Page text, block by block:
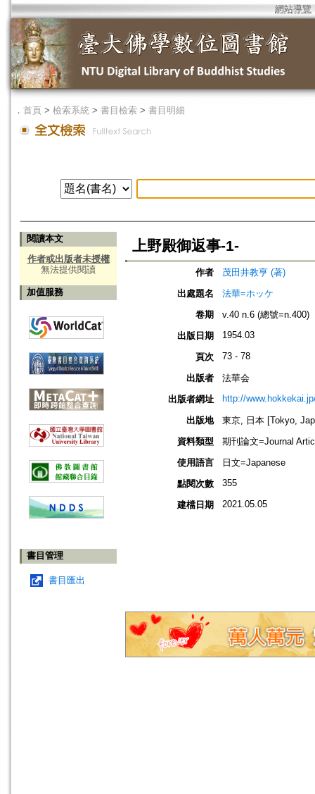
網站導覽
． 首頁 > 檢索系統 > 書目檢索 > 書目明細
閱讀本文
作者或出版者未授權
無法提供閱讀
加值服務
書目管理
書目匯出
上野殿御返事-1-
作者
茂田井教亨 (著)
出處題名
法華=ホッケ
卷期
v.40 n.6 (總號=n.400)
出版日期
1954.03
頁次 73 - 78
出版者
法華会
出版者網址
http://
出版地
東京, 日本 [Tokyo,
資料類型
期刊論文=Journal
使用語言
日文=Japanese
點閱次數
355
建檔日期 2021.05.05